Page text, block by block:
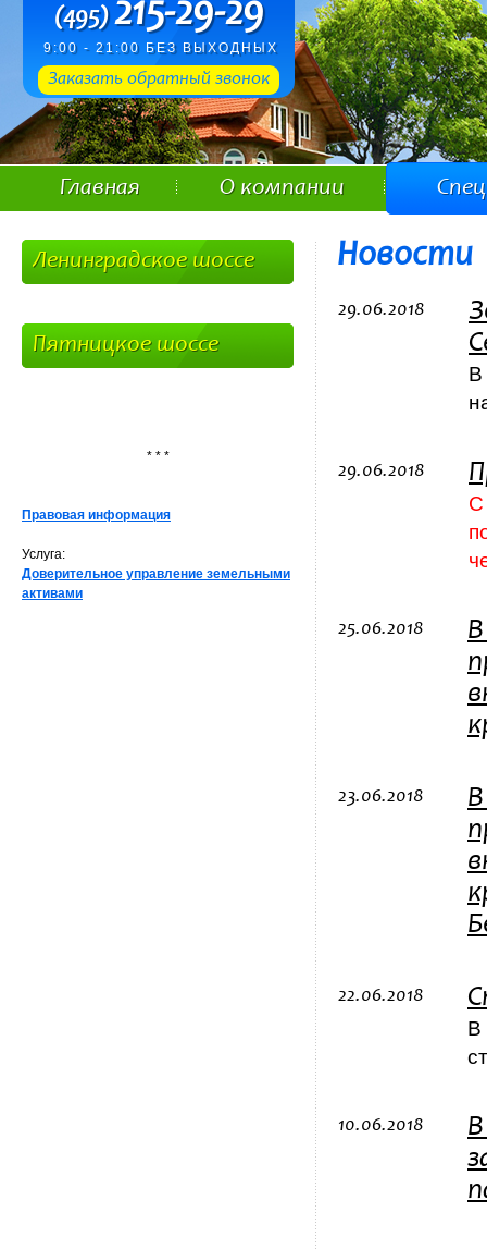
(495)215-29-29
9:00 - 21:00 БЕЗ ВЫХОДНЫХ
Заказать обратный звонок
Главная О компании
Новости
29.06.2018
В
29.06.2018
С
25.06.2018
23.06.2018
22.06.2018
В
10.06.2018
Ленинградское шоссе
Пятницкое шоссе
* * *
Правовая информация
Услуга:
Доверительное управление земельными
активами